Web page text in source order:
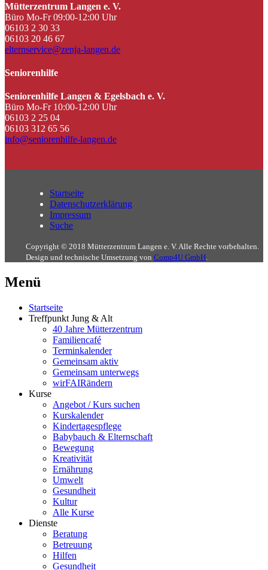
Mütterzentrum Langen e. V.
Büro Mo-Fr 09:00-12:00 Uhr
06103 2 30 33
06103 20 46 67
elternservice@zenja-langen.de
Seniorenhilfe
Seniorenhilfe Langen & Egelsbach e. V.
Büro Mo-Fr 10:00-12:00 Uhr
06103 2 25 04
06103 312 65 56
info@seniorenhilfe-langen.de
Startseite
Datenschutzerklärung
Impressum
Suche
Copyright © 2018 Mütterzentrum Langen e. V. Alle Rechte vorbehalten.
Design und technische Umsetzung von Comp4U GmbH.
Menü
Startseite
Treffpunkt Jung & Alt
40 Jahre Mütterzentrum
Familiencafé
Terminkalender
Gemeinsam aktiv
Gemeinsam unterwegs
wirFAIRändern
Kurse
Angebot / Kurs suchen
Kurskalender
Kindertagespflege
Babybauch & Elternschaft
Bewegung
Kreativität
Ernährung
Umwelt
Gesundheit
Kultur
Alle Kurse
Dienste
Beratung
Betreuung
Hilfen
Gesundheit